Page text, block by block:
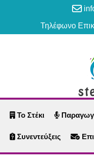
Τηλέφωνο
Το Στέκι
Συνεντεύξεις